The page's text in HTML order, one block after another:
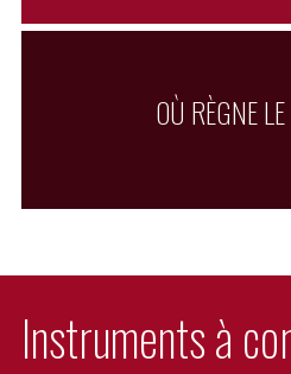
OÙ RÈGNE
Instruments à